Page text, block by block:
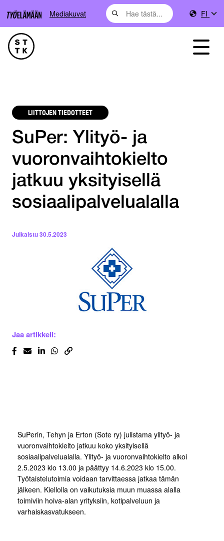
Mediakuvat FI
LIITTOJEN TIEDOTTEET
SuPer: Ylityö- ja
vuoronvaihtokielto
jatkuu yksityisellä
sosiaalipalvelualalla
Julkaistu30.5.2023
Jaa artikkeli:
SuPerin, Tehyn ja Erton (Sote ry) julistama ylityö- ja
vuoronvaihtokielto jatkuu koko yksityisellä
sosiaalipalvelualalla. Ylityö- ja vuoronvaihtokielto alkoi
2.5.2023 klo 13.00 ja päättyy 14.6.2023 klo 15.00.
Työtaistelutoimia voidaan tarvittaessa jatkaa tämän
jälkeen. Kiellolla on vaikutuksia muun muassa alalla
toimiviin hoiva-alan yrityksiin, kotipalveluun ja
varhaiskasvatukseen.